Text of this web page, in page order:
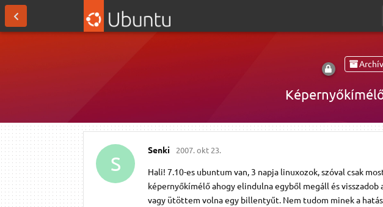
S
Senki 2007. okt 23.
Hali! 7.10-es ubuntum van, 3 napja linuxozok, szóval csak
képernyőkímélő ahogy elindulna egyből megáll és
vagy ütöttem volna egy billentyűt. Nem tudom minek a